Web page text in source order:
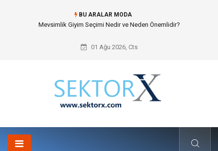
BU ARALAR MODA
Hansgrohe Ankastre Duş Seti Banyo Mimarisinde Konforu Nasıl
01 Ağu 2026, Cts